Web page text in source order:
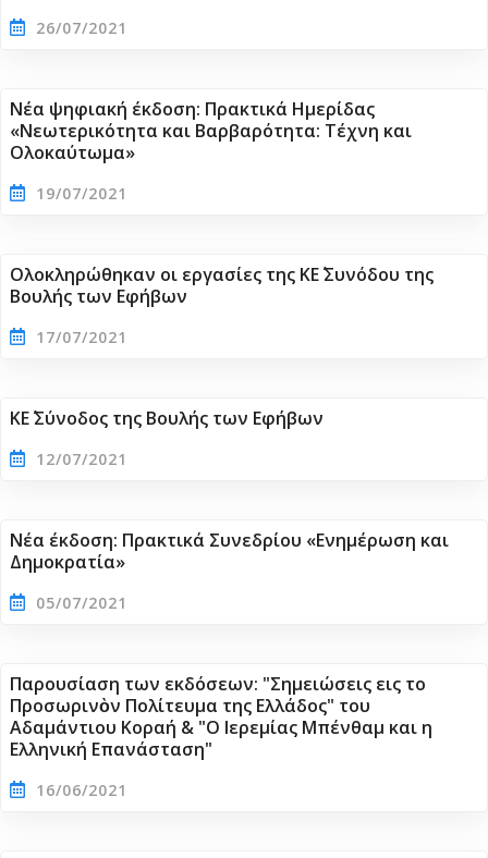
26/07/2021
Νέα ψηφιακή έκδοση: Πρακτικά Ημερίδας
«Νεωτερικότητα και Βαρβαρότητα: Τέχνη και
Ολοκαύτωμα»
19/07/2021
Ολοκληρώθηκαν οι εργασίες της ΚΕ΄ Συνόδου της
Βουλής των Εφήβων
17/07/2021
ΚΕ΄ Σύνοδος της Βουλής των Εφήβων
12/07/2021
Νέα έκδοση: Πρακτικά Συνεδρίου «Ενημέρωση και
Δημοκρατία»
05/07/2021
Παρουσίαση των εκδόσεων: "Σημειώσεις εις το
Προσωρινὸν Πολίτευμα της Ελλάδος" του
Αδαμάντιου Κοραή & "Ο Ιερεμίας Μπένθαμ και η
Ελληνική Επανάσταση"
16/06/2021